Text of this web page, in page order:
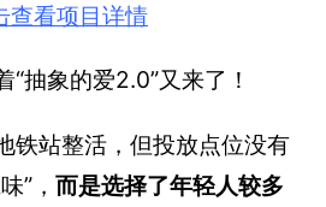
查看项目详情
抽象的爱2.0”又来了！
铁站整活，但投放点位没有
”，而是选择了年轻人较多